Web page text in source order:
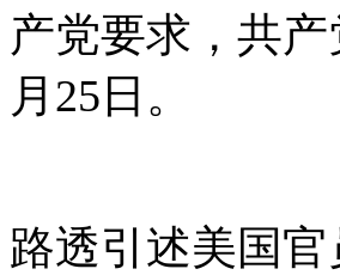
产党要求，共
月25日。
路透引述美国